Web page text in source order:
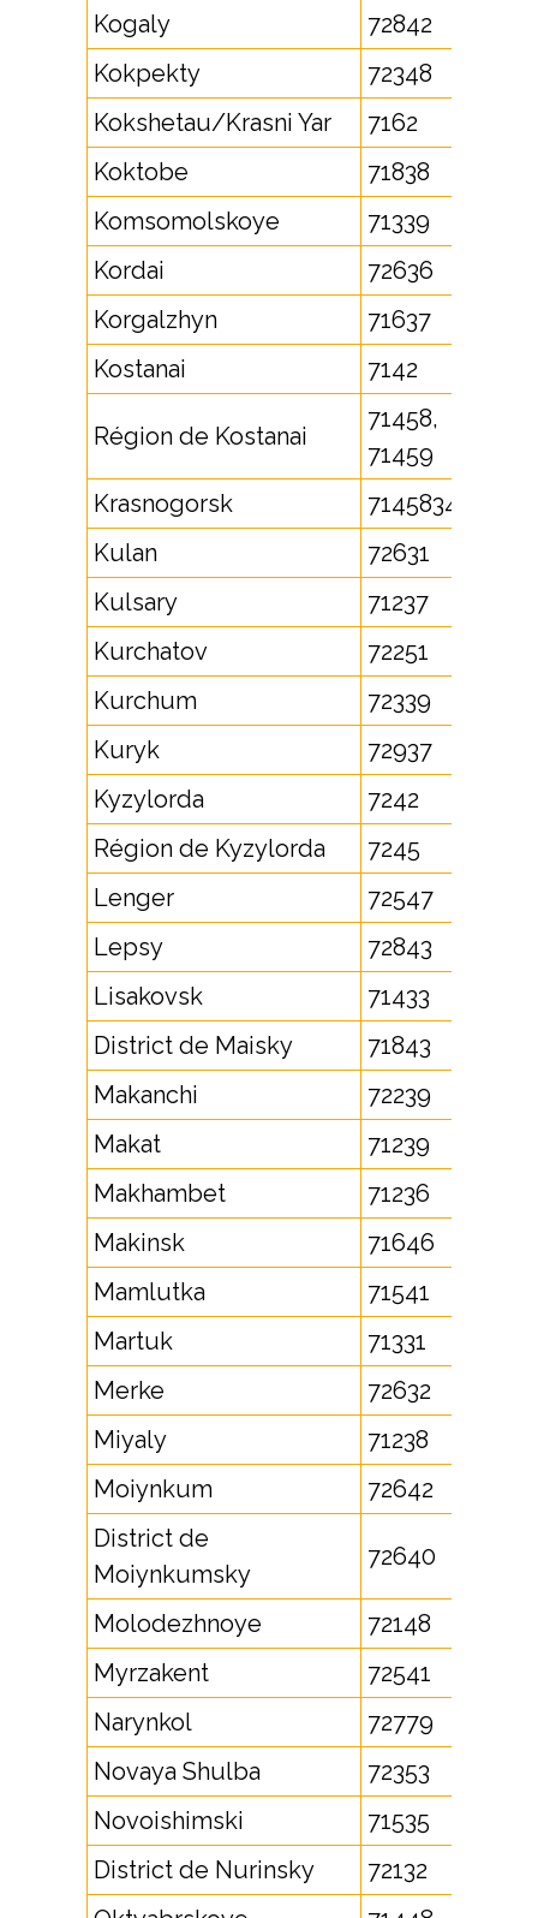
Kogaly
72842
Kokpekty
72348
Kokshetau/Krasni Yar
7162
Koktobe
71838
Komsomolskoye
71339
Kordai
72636
Korgalzhyn
71637
Kostanai
7142
Région de Kostanai
71458,
71459
Krasnogorsk
7145834
Kulan
72631
Kulsary
71237
Kurchatov
72251
Kurchum
72339
Kuryk
72937
Kyzylorda
7242
Région de Kyzylorda
7245
Lenger
72547
Lepsy
72843
Lisakovsk
71433
District de Maisky
71843
Makanchi
72239
Makat
71239
Makhambet
71236
Makinsk
71646
Mamlutka
71541
Martuk
71331
Merke
72632
Miyaly
71238
Moiynkum
72642
District de
Moiynkumsky
72640
Molodezhnoye
72148
Myrzakent
72541
Narynkol
72779
Novaya Shulba
72353
Novoishimski
71535
District de Nurinsky
72132